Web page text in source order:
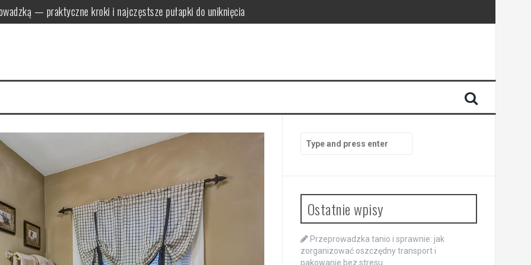
— praktyczne kroki i najczęstsze pułapki do uniknięcia
praktyczne metody i najczęstsze błędy sprzątania
na świeżość i przytulną atmosferę
domowe sposoby i bezpieczne narzędzia do udrożniania
Search
for:
Ostatnie wpisy
Przeprowadzka tanio i sprawnie: jak
zorganizować oszczędny transport i
pakowanie bez stresu